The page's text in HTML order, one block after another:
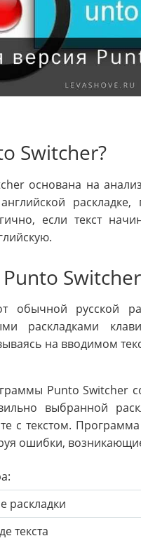
Switcher?
основана на
если текст
обычной русской
раскладками
на вводимом
Punto Switcher
выбранной
с текстом.
ошибки,
раскладки
текста